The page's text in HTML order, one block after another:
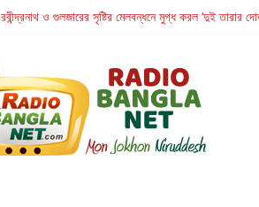
রবীন্দ্রনাথ ও গুলজারের সৃষ্টির মেলবন্ধনে মুগ্ধ করল ‘দুই তারার
Retribution: A Thought-Provoking Short
হাওয়া বদলের টলিউডে ‘তুমি এলে তাই’